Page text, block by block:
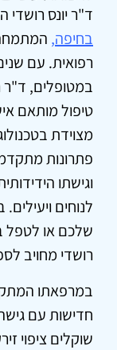
ד"ר יונס רושדי
בחיפה, המתמחה
רפואית. עם
במטופלים, ד"ר
טיפול מותאם
מצוידת
פתרונות
וגישתו
לנוחים
שלכם או לטפל
רושדי מחויב
במרפאתו
חדישות עם
שוקלים ציפוי